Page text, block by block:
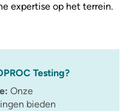
expertise op het terrein.
Testing?
Onze
bieden